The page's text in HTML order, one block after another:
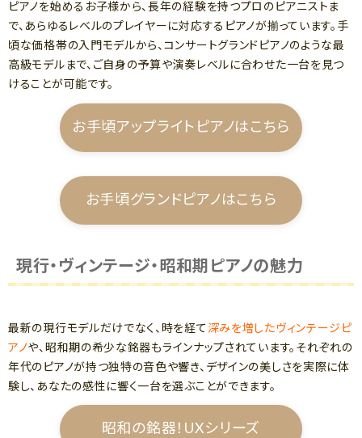
ピアノを始めるお子様から、長年の経験を持つプロのピアニストま
で、あらゆるレベルのプレイヤーに対応するピアノが揃っています。手
頃な価格帯の入門モデルから、コンサートグランドピアノのような最
高級モデルまで、ご自身の予算や演奏レベルに合わせた一台を見つ
けることが可能です。
お手頃アップライトピアノはこちら
お手頃グランドピアノはこちら
現行・ヴィンテージ・昭和期ピアノの魅力
最新の現行モデルだけでなく、時を経て深みを増したヴィンテージピ
アノや、昭和期の希少な銘器もラインナップされています。それぞれの
年代のピアノが持つ独特の音色や響き、デザインの美しさを実際に体
験し、あなたの感性に響く一台を選ぶことができます。
昭和の銘器！UXシリーズ